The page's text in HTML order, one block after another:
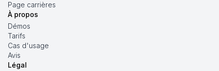
Page carrières
À propos
Démos
Tarifs
Cas d'usage
Avis
Légal